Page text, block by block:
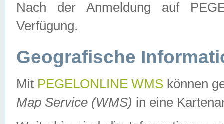
Nach der Anmeldung auf
Verfügung.
Geografische
Mit PEGELONLINE WMS können
Map Service (WMS) in eine